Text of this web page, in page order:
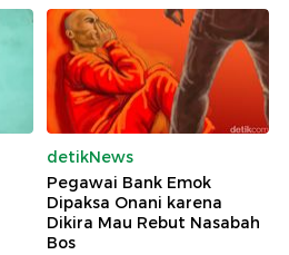
detikNews
Pegawai Bank Emok
Dipaksa Onani karena
Dikira Mau Rebut Nasabah
Bos